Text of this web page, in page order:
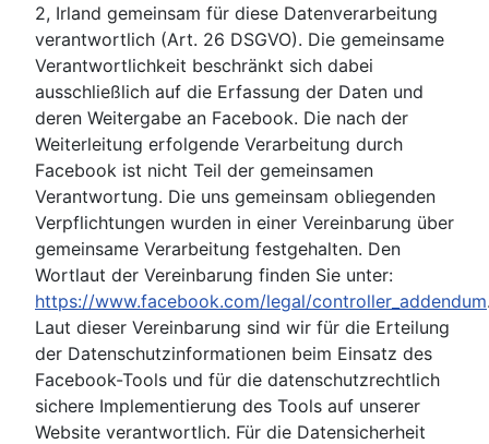
2, Irland gemeinsam für diese Datenverarbeitung
verantwortlich (Art. 26 DSGVO). Die gemeinsame
Verantwortlichkeit beschränkt sich dabei
ausschließlich auf die Erfassung der Daten und
deren Weitergabe an Facebook. Die nach der
Weiterleitung erfolgende Verarbeitung durch
Facebook ist nicht Teil der gemeinsamen
Verantwortung. Die uns gemeinsam obliegenden
Verpflichtungen wurden in einer Vereinbarung über
gemeinsame Verarbeitung festgehalten. Den
Wortlaut der Vereinbarung finden Sie unter:
https://www.facebook.com/legal/controller_addendum
Laut dieser Vereinbarung sind wir für die Erteilung
der Datenschutzinformationen beim Einsatz des
Facebook-Tools und für die datenschutzrechtlich
sichere Implementierung des Tools auf unserer
Website verantwortlich. Für die Datensicherheit